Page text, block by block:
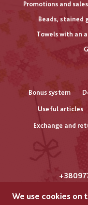
Promotions and sales
Beads, stained
Towels with an
нижнього
колонтитулу
Bonus system
Useful articles
Exchange and
We use cookies on